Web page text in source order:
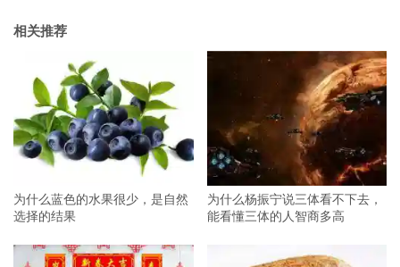
相关推荐
为什么蓝色的水果很少，是自然
选择的结果
为什么杨振宁说三体看不下去，
能看懂三体的人智商多高